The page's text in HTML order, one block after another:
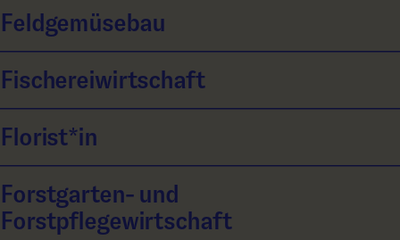
Feldgemüsebau
Fischereiwirtschaft
Florist*in
Forstgarten- und
Forstpflegewirtschaft